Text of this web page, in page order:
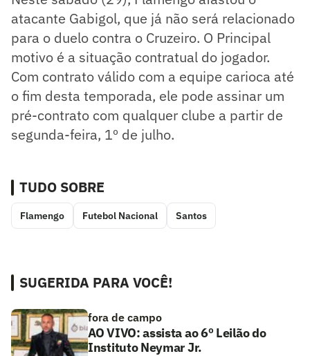
atacante Gabigol, que já não será relacionado
para o duelo contra o Cruzeiro. O Principal
motivo é a situação contratual do jogador.
Com contrato válido com a equipe carioca até
o fim desta temporada, ele pode assinar um
pré-contrato com qualquer clube a partir de
segunda-feira, 1º de julho.
TUDO SOBRE
Flamengo Futebol Nacional Santos
SUGERIDA PARA VOCÊ!
fora de campo
AO VIVO: assista ao 6º Leilão do
Instituto Neymar Jr.